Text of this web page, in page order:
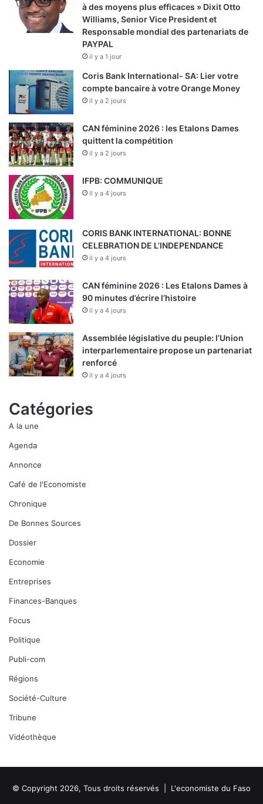
à des moyens plus efficaces » Dixit Otto
Williams, Senior Vice President et
Responsable mondial des partenariats de
PAYPAL
il y a 1 jour
Coris Bank International- SA: Lier votre
compte bancaire à votre Orange Money
il y a 2 jours
CAN féminine 2026 : les Etalons Dames
quittent la compétition
il y a 2 jours
IFPB: COMMUNIQUE
il y a 4 jours
CORIS BANK INTERNATIONAL: BONNE
CELEBRATION DE L’INDEPENDANCE
il y a 4 jours
CAN féminine 2026 : Les Etalons Dames à
90 minutes d’écrire l’histoire
il y a 4 jours
Assemblée législative du peuple: l’Union
interparlementaire propose un partenariat
renforcé
il y a 4 jours
Catégories
A la une
Agenda
Annonce
Café de l'Economiste
Chronique
De Bonnes Sources
Dossier
Economie
Entreprises
Finances-Banques
Focus
Politique
Publi-com
Régions
Société-Culture
Tribune
Vidéothèque
© Copyright 2026, Tous droits réservés | L'economiste du Faso